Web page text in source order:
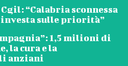
“Calabria sconnessa
investa sulle priorità”
1,5 milioni di
la cura e la
anziani